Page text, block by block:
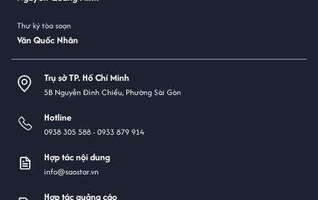
Thư ký tòa soạn
Văn Quốc Nhân
Trụ sở TP. Hồ Chí Minh
5B Nguyễn Đình Chiểu, Phường Sài Gòn
Hotline
0938 305 588 -0933 879 914
Hợp tác nội dung
info@saostar.vn
Hợp tác quảng cáo